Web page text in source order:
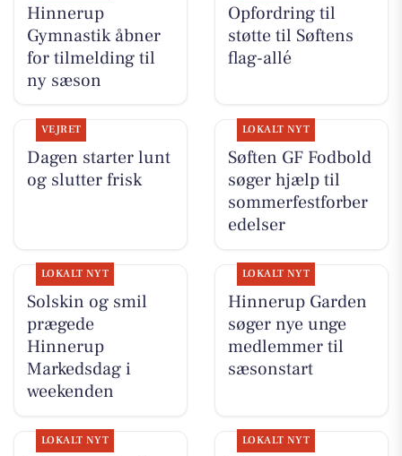
Hinnerup
Gymnastik åbner
for tilmelding til
ny sæson
Opfordring til
støtte til Søftens
flag-allé
VEJRET
Dagen starter lunt
og slutter frisk
LOKALT NYT
Søften GF Fodbold
søger hjælp til
sommerfestforber
edelser
LOKALT NYT
Solskin og smil
prægede
Hinnerup
Markedsdag i
weekenden
LOKALT NYT
Hinnerup Garden
søger nye unge
medlemmer til
sæsonstart
LOKALT NYT LOKALT NYT